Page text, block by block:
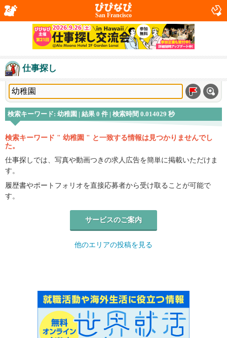
San Francisco
仕事探し
検索キーワード: 幼稚園 | 結果 0 件 | 検索時間 0.014029 秒
検索キーワード " 幼稚園 " と一致する情報は見つかりませんでし
た。
仕事探しでは、写真や動画つきの求人広告を簡単に掲載いただけま
す。
履歴書やポートフォリオを直接応募者から受け取ることが可能で
す。
サービスのご案内
他のエリアの投稿を見る